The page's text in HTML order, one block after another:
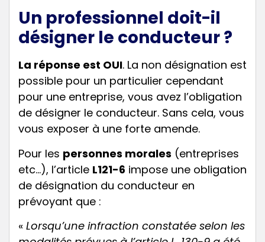
Un professionnel doit-il
désigner le conducteur ?
La réponse est OUI. La non désignation est
possible pour un particulier cependant
pour une entreprise, vous avez l’obligation
de désigner le conducteur. Sans cela, vous
vous exposer à une forte amende.
Pour les personnes morales (entreprises
etc…), l’article L121-6 impose une obligation
de désignation du conducteur en
prévoyant que :
« Lorsqu’une infraction constatée selon les